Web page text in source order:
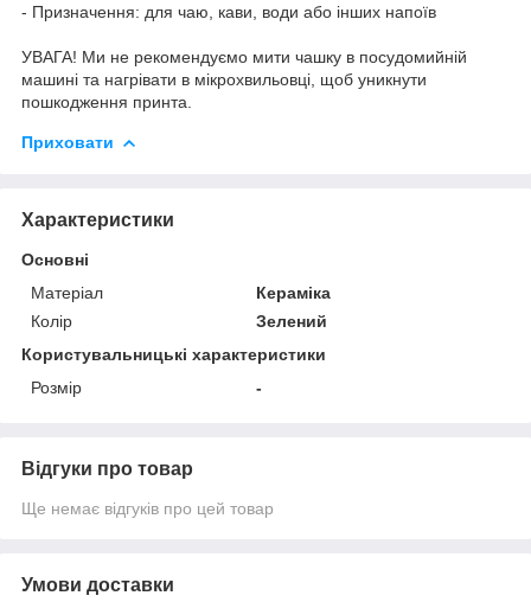
- Призначення: для чаю, кави, води або інших напоїв
УВАГА! Ми не рекомендуємо мити чашку в посудомийній
машині та нагрівати в мікрохвильовці, щоб уникнути
пошкодження принта.
Приховати
Характеристики
Основні
Матеріал
Кераміка
Колір
Зелений
Користувальницькі характеристики
Розмір
-
Відгуки про товар
Ще немає відгуків про цей товар
Умови доставки